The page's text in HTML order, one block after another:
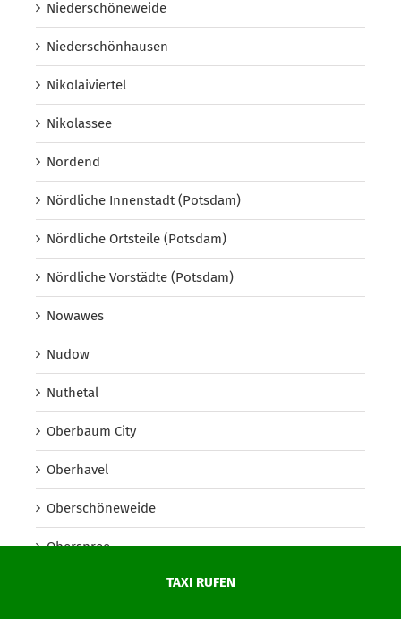
TAXI RUFEN
Niederschöneweide
Niederschönhausen
Nikolaiviertel
Nikolassee
Nordend
Nördliche Innenstadt (Potsdam)
Nördliche Ortsteile (Potsdam)
Nördliche Vorstädte (Potsdam)
Nowawes
Nudow
Nuthetal
Oberbaum City
Oberhavel
Oberschöneweide
Oberspree